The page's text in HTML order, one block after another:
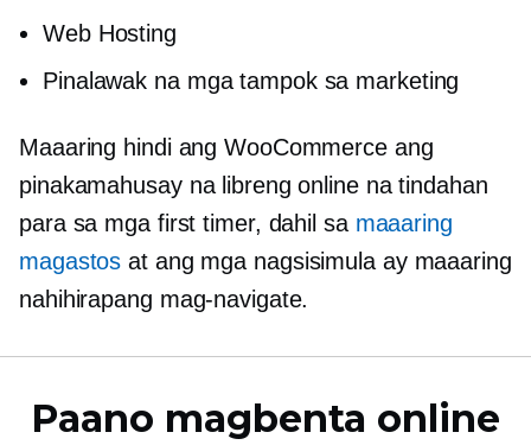
Web Hosting
Pinalawak na mga tampok sa marketing
Maaaring hindi ang WooCommerce ang
pinakamahusay na libreng online na tindahan
para sa mga first timer, dahil sa maaaring
magastos at ang mga nagsisimula ay maaaring
nahihirapang mag-navigate.
Paano magbenta online